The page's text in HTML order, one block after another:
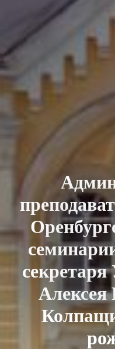
секретаря
Алексея